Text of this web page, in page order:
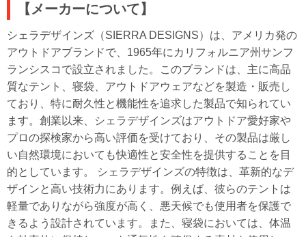
【メーカーについて】
シェラデザインズ（SIERRA DESIGNS）は、アメリカ発の
アウトドアブランドで、1965年にカリフォルニア州サンフ
ランシスコで設立されました。このブランドは、主に高品
質なテント、寝袋、アウトドアウェアなどを製造・販売し
ており、特に耐久性と機能性を追求した製品で知られてい
ます。創業以来、シェラデザインズはアウトドア愛好家や
プロの探検家から高い評価を受けており、その製品は厳し
い自然環境においても快適性と安全性を提供することを目
的としています。 シェラデザインズの特徴は、革新的なデ
ザインと高い技術力にあります。例えば、彼らのテントは
軽量でありながら強度が高く、悪天候でも使用者を保護で
きるよう設計されています。また、寝袋においては、体温